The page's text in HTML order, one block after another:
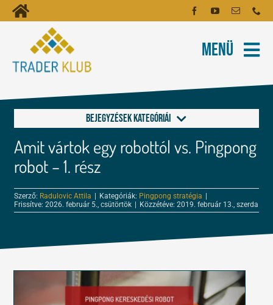
Kihagyás
Toggle
Navigation
Kezdőoldal
Fiókom
Menü
Oktatóanyagok
Tartalmak
Képzés
Robotok
Tőzsdeklub
Bejegyzések kategóriái
Alapok a kereskedéshez
FOREX és tőzsde leckék
Előadások
Amit vártok egy robottól vs. Pingpong
robot – 1. rész
Szerző: Radulovic Attila Kategóriák: Pingpong stratégia
Frissítve: 2026. február 5., csütörtök
Közzétéve: 2019. február 13., szerda